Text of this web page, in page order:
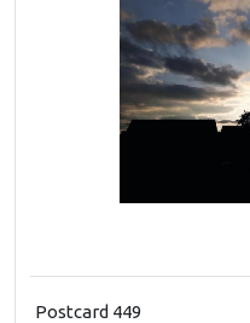
Postcard 449